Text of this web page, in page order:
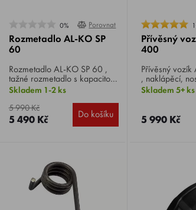
0% Porovnat
Rozmetadlo AL-KO SP
60
Rozmetadlo AL-KO SP 60 ,
tažné rozmetadlo s kapacitou
56 l, pracovní záběr 2 - 5
nastavovací stupnicí, nádoba
na drť.
Skladem 1-2 ks
5 990 Kč
5 490 Kč Do košíku
Přívěsný
400
Přívěsný vozík AL-KO CT 400
, naklápěcí,
max. rychlost
Skladem 5+ ks
5 990 Kč